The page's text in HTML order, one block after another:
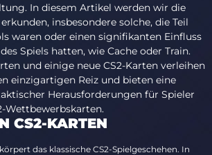
In diesem Artikel werden wir die
insbesondere solche, die Teil
waren oder einen signifikanten Einfluss
Spiels hatten, wie Cache oder Train.
und einige neue CS2-Karten verleihen
einzigartigen Reiz und bieten eine
Herausforderungen für Spieler
Wettbewerbskarten.
CS2-KARTEN
das klassische CS2-Spielgeschehen. In